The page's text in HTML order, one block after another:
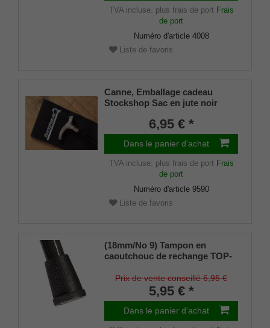
TVA incluse. plus frais de port Frais
de port
Numéro d'article 4008
Liste de favoris
Canne, Emballage cadeau
Stockshop Sac en jute noir
6,95 € *
Dans le panier d'achat
TVA incluse. plus frais de port Frais
de port
Numéro d'article 9590
Liste de favoris
(18mm/No 9) Tampon en
caoutchouc de rechange TOP-
noir, (lot de 2)
Prix de vente conseillé 6,95 €
5,95 € *
Dans le panier d'achat